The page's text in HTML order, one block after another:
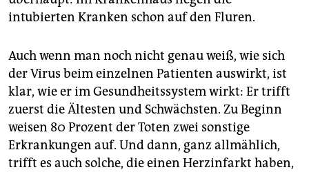
intubierten Kranken schon auf den Fluren.
Auch wenn man noch nicht genau weiß, wie sich
der Virus beim einzelnen Patienten auswirkt, ist
klar, wie er im Gesundheitssystem wirkt: Er trifft
zuerst die Ältesten und Schwächsten. Zu Beginn
weisen 80 Prozent der Toten zwei sonstige
Erkrankungen auf. Und dann, ganz allmählich,
trifft es auch solche, die einen Herzinfarkt haben,